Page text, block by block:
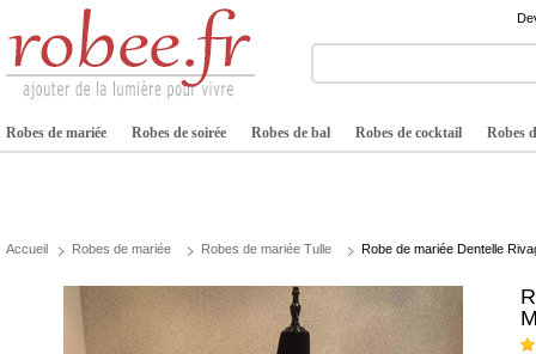
Robes de mariée Robes de soirée Robes de bal Robes de cocktail Robes
Accueil Robes de mariée Robes de mariée Tulle Robe de mariée Dentelle